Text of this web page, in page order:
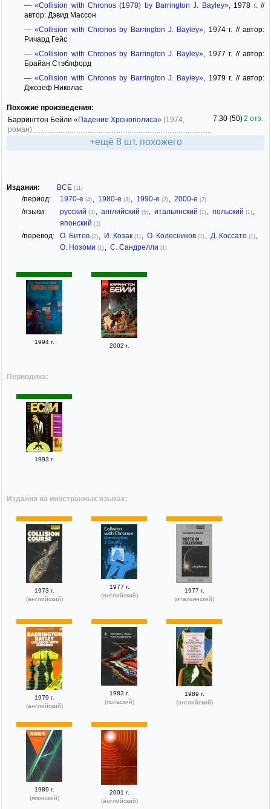
—«Collision with Chronos (1978) by Barrington J. Bayley», 1978 г. //
автор: Дэвид Массон
—«Collision with Chronos by Barrington J. Bayley» , 1974 г. // автор:
Ричард Гейс
—«Collision with Chronos by Barrington J. Bayley» , 1977 г. // автор:
Брайан Стэблфорд
—«Collision with Chronos by Barrington J. Bayley» , 1979 г. // автор:
Джозеф Николас
Похожие произведения:
Баррингтон Бейли «Падение Хронополиса» (1974,
роман)
7.30 (50)2 отз.
+ещё 8 шт. похожего
Издания: ВСЕ (11)
/период: 1970-е (4) , 1980-е (3) , 1990-е (2) , 2000-е (2)
/языки: русский (3) , английский (5) , итальянский (1) , польский (1) ,
японский (1)
/перевод: О. Битов (2) , И. Козак (1) , О. Колесников (1) , Д. Коссато (1) ,
О. Нозоми (1) , С. Сандрелли (1)
1994 г.
2002 г.
Периодика:
1993 г.
Издания на иностранных языках:
1973 г.
(английский)
1977 г.
(английский)
1977 г.
(итальянский)
1979 г.
(английский)
1983 г.
(польский)
1989 г.
(английский)
1989 г.
(японский)
2001 г.
(английский)